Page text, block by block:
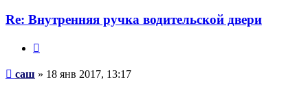
Re: Внутренняя ручка водительской двери
Сообщение
саш » 18 янв 2017, 13:17